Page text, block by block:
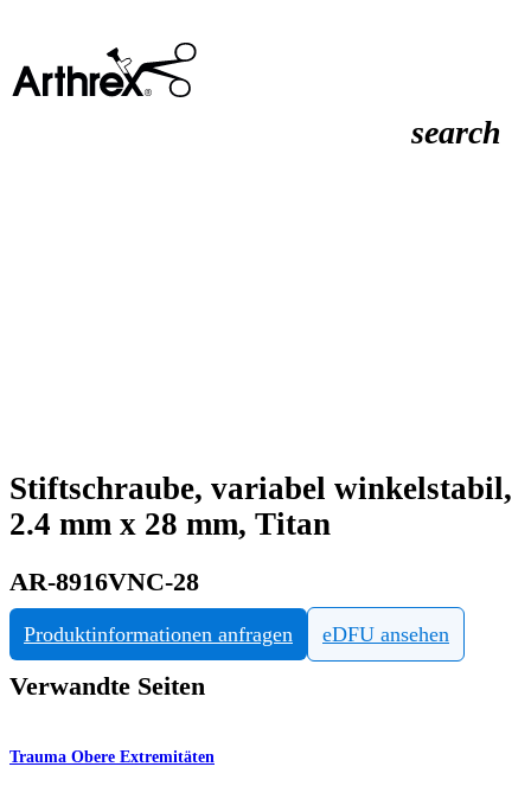
search
Stiftschraube, variabel winkelstabil,
2.4 mm x 28 mm, Titan
AR-8916VNC-28
Produktinformationen anfragen eDFU ansehen
Verwandte Seiten
Trauma Obere Extremitäten